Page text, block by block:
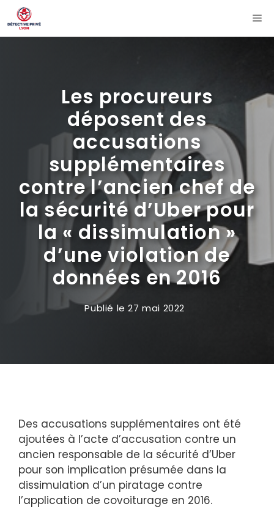
Aller
au
contenu
Les procureurs
déposent des
accusations
supplémentaires
contre l’ancien chef de
la sécurité d’Uber pour
la « dissimulation »
d’une violation de
données en 2016
Publié le27 mai 2022
Des accusations supplémentaires ont été
ajoutées à l’acte d’accusation contre un
ancien responsable de la sécurité d’Uber
pour son implication présumée dans la
dissimulation d’un piratage contre
l’application de covoiturage en 2016.